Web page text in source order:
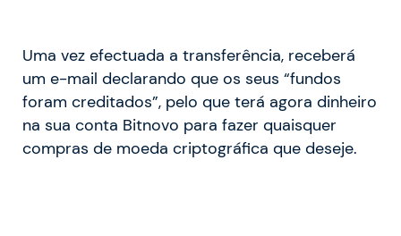
Uma vez efectuada a transferência, receberá
um e-mail declarando que os seus “fundos
foram creditados”, pelo que terá agora dinheiro
na sua conta Bitnovo para fazer quaisquer
compras de moeda criptográfica que deseje.